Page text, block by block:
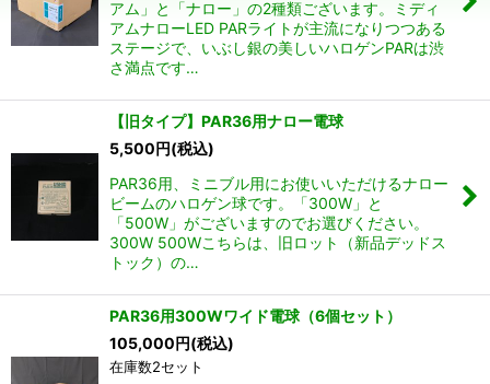
絞り込む
アム」と「ナロー」の2種類ございます。ミディ
アムナローLED PARライトが主流になりつつある
ステージで、いぶし銀の美しいハロゲンPARは渋
さ満点です…
【旧タイプ】PAR36用ナロー電球
5,500円(税込)
PAR36用、ミニブル用にお使いいただけるナロー
ビームのハロゲン球です。「300W」と
「500W」がございますのでお選びください。
300W 500Wこちらは、旧ロット（新品デッドス
トック）の…
PAR36用300Wワイド電球（6個セット）
105,000円(税込)
在庫数2セット